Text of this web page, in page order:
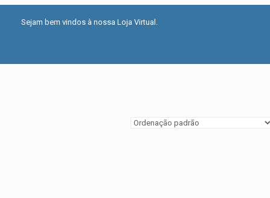
Sejam bem vindos à nossa Loja Virtual.